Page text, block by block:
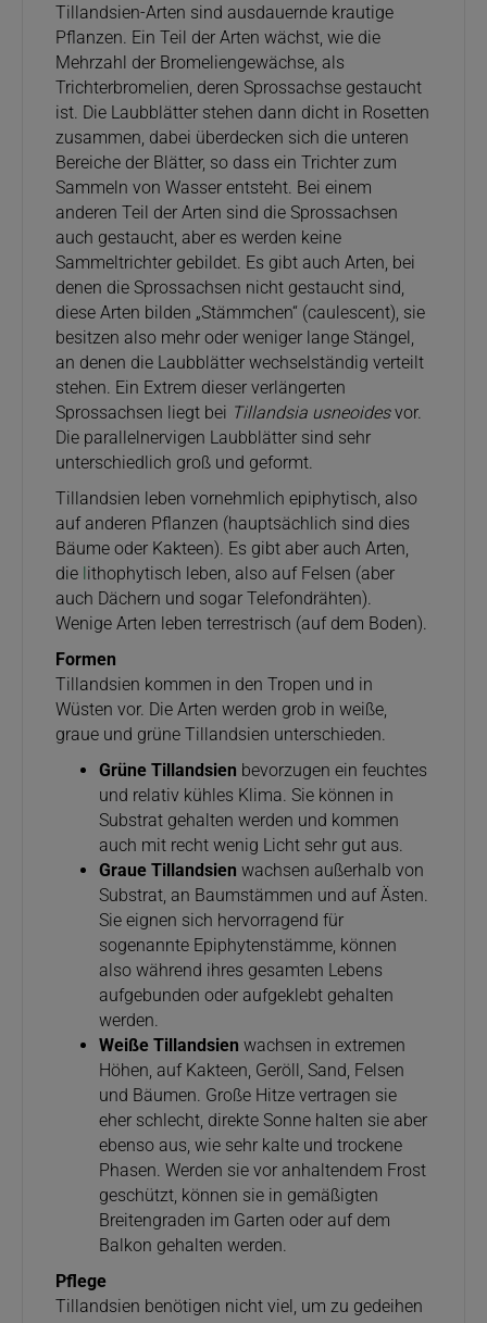
Tillandsien-Arten sind ausdauernde krautige
Pflanzen. Ein Teil der Arten wächst, wie die
Mehrzahl der Bromeliengewächse, als
Trichterbromelien, deren Sprossachse gestaucht
ist. Die Laubblätter stehen dann dicht in Rosetten
zusammen, dabei überdecken sich die unteren
Bereiche der Blätter, so dass ein Trichter zum
Sammeln von Wasser entsteht. Bei einem
anderen Teil der Arten sind die Sprossachsen
auch gestaucht, aber es werden keine
Sammeltrichter gebildet. Es gibt auch Arten, bei
denen die Sprossachsen nicht gestaucht sind,
diese Arten bilden „Stämmchen“ (caulescent), sie
besitzen also mehr oder weniger lange Stängel,
an denen die Laubblätter wechselständig verteilt
stehen. Ein Extrem dieser verlängerten
Sprossachsen liegt bei Tillandsia usneoidesvor.
Die parallelnervigen Laubblätter sind sehr
unterschiedlich groß und geformt.
Tillandsien leben vornehmlich epiphytisch, also
auf anderen Pflanzen (hauptsächlich sind dies
Bäume oder Kakteen). Es gibt aber auch Arten,
die lithophytisch leben, also auf Felsen (aber
auch Dächern und sogar Telefondrähten).
Wenige Arten leben terrestrisch (auf dem Boden).
Formen
Tillandsien kommen in den Tropen und in
Wüsten vor. Die Arten werden grob in weiße,
graue und grüne Tillandsien unterschieden.
Grüne Tillandsien bevorzugen ein feuchtes
und relativ kühles Klima. Sie können in
Substrat gehalten werden und kommen
auch mit recht wenig Licht sehr gut aus.
Graue Tillandsien wachsen außerhalb von
Substrat, an Baumstämmen und auf Ästen.
Sie eignen sich hervorragend für
sogenannte Epiphytenstämme, können
also während ihres gesamten Lebens
aufgebunden oder aufgeklebt gehalten
werden.
Weiße Tillandsien wachsen in extremen
Höhen, auf Kakteen, Geröll, Sand, Felsen
und Bäumen. Große Hitze vertragen sie
eher schlecht, direkte Sonne halten sie aber
ebenso aus, wie sehr kalte und trockene
Phasen. Werden sie vor anhaltendem Frost
geschützt, können sie in gemäßigten
Breitengraden im Garten oder auf dem
Balkon gehalten werden.
Pflege
Tillandsien benötigen nicht viel, um zu gedeihen